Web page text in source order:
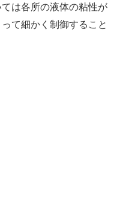
は各所の液体の粘性が
て細かく制御すること